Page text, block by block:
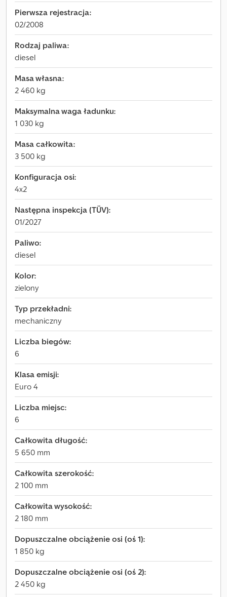
Pierwsza rejestracja:
02/2008
Rodzaj paliwa:
diesel
Masa własna:
2 460 kg
Maksymalna waga ładunku:
1 030 kg
Masa całkowita:
3 500 kg
Konfiguracja osi:
4x2
Następna inspekcja (TÜV):
01/2027
Paliwo:
diesel
Kolor:
zielony
Typ przekładni:
mechaniczny
Liczba biegów:
6
Klasa emisji:
Euro 4
Liczba miejsc:
6
Całkowita długość:
5 650 mm
Całkowita szerokość:
2 100 mm
Całkowita wysokość:
2 180 mm
Dopuszczalne obciążenie osi (oś 1):
1 850 kg
Dopuszczalne obciążenie osi (oś 2):
2 450 kg